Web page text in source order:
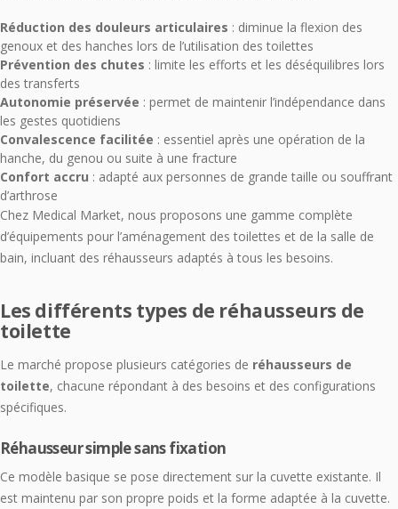
Réduction des douleurs articulaires : diminue la flexion des
genoux et des hanches lors de l’utilisation des toilettes
Prévention des chutes : limite les efforts et les déséquilibres lors
des transferts
Autonomie préservée : permet de maintenir l’indépendance dans
les gestes quotidiens
Convalescence facilitée : essentiel après une opération de la
hanche, du genou ou suite à une fracture
Confort accru : adapté aux personnes de grande taille ou souffrant
d’arthrose
Chez Medical Market, nous proposons une gamme complète
d’équipements pour l’aménagement des toilettes et de la salle de
bain, incluant des réhausseurs adaptés à tous les besoins.
Les différents types de réhausseurs de
toilette
Le marché propose plusieurs catégories de réhausseurs de
toilette, chacune répondant à des besoins et des configurations
spécifiques.
Réhausseur simple sans fixation
Ce modèle basique se pose directement sur la cuvette existante. Il
est maintenu par son propre poids et la forme adaptée à la cuvette.